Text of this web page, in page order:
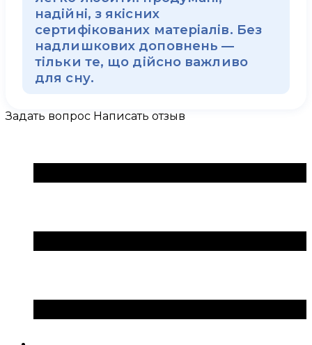
надійні, з якісних
сертифікованих матеріалів. Без
надлишкових доповнень —
тільки те, що дійсно важливо
для сну.
Задать вопрос Написать отзыв